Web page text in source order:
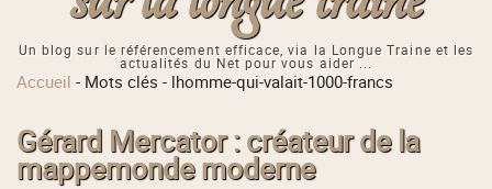
Un blog sur le référencement efficace, via la Longue Traine et les
actualités du Net pour vous aider ...
Accueil - Mots clés - lhomme-qui-valait-1000-francs
Gérard Mercator : créateur de la
mappemonde moderne